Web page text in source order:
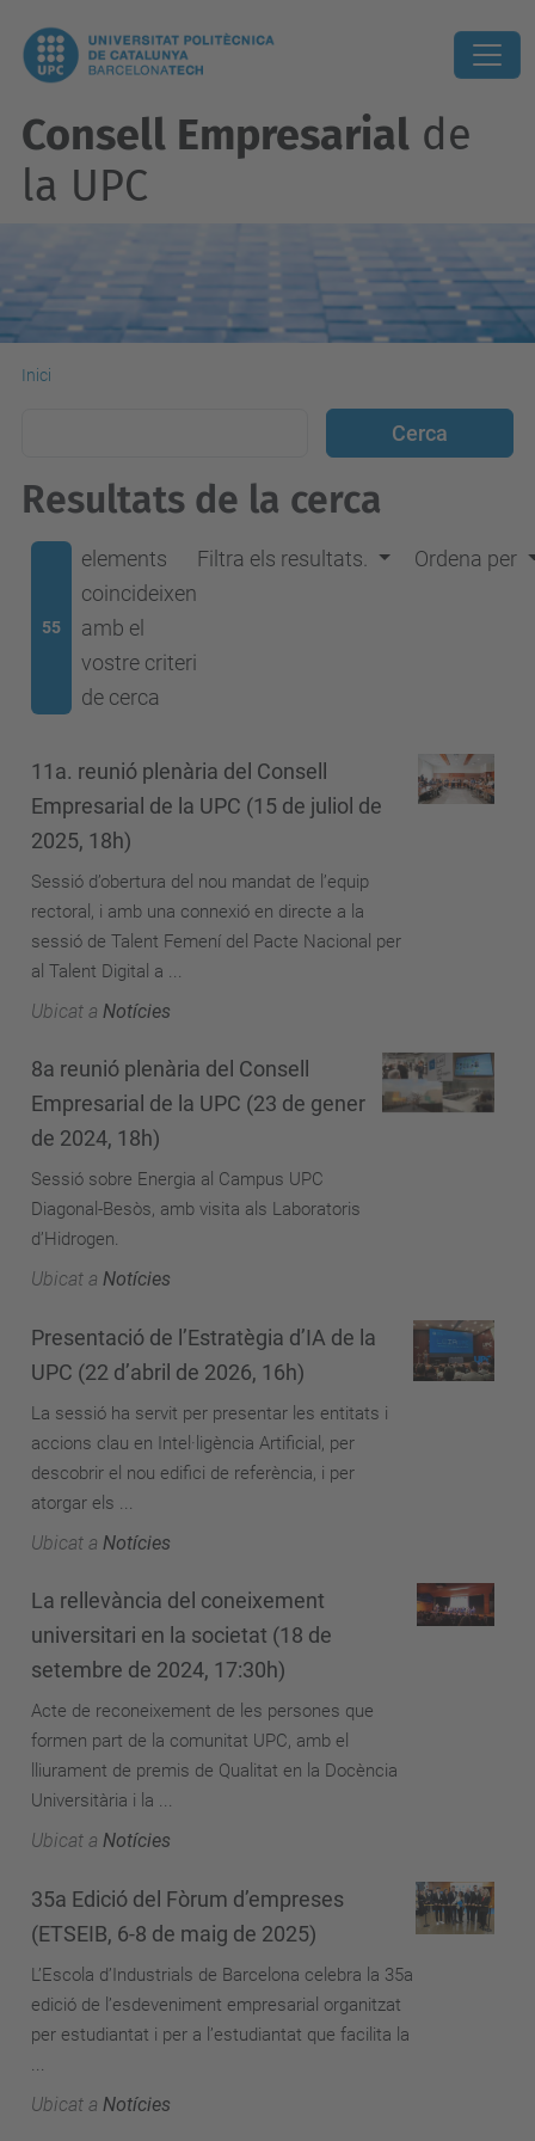
Consell Empresarial de
la UPC
Inici
Resultats de la cerca
55
elements
coincideixen
amb el
vostre criteri
de cerca
Filtra els resultats. Ordena per
11a. reunió plenària del Consell
Empresarial de la UPC (15 de juliol de
2025, 18h)
Sessió d’obertura del nou mandat de l’equip
rectoral, i amb una connexió en directe a la
sessió de Talent Femení del Pacte Nacional per
al Talent Digital a ...
Ubicat a Notícies
8a reunió plenària del Consell
Empresarial de la UPC (23 de gener
de 2024, 18h)
Sessió sobre Energia al Campus UPC
Diagonal-Besòs, amb visita als Laboratoris
d’Hidrogen.
Ubicat a Notícies
Presentació de l’Estratègia d’IA de la
UPC (22 d’abril de 2026, 16h)
La sessió ha servit per presentar les entitats i
accions clau en Intel·ligència Artificial, per
descobrir el nou edifici de referència, i per
atorgar els ...
Ubicat a Notícies
La rellevància del coneixement
universitari en la societat (18 de
setembre de 2024, 17:30h)
Acte de reconeixement de les persones que
formen part de la comunitat UPC, amb el
lliurament de premis de Qualitat en la Docència
Universitària i la ...
Ubicat a Notícies
35a Edició del Fòrum d’empreses
(ETSEIB, 6-8 de maig de 2025)
L’Escola d’Industrials de Barcelona celebra la 35a
edició de l’esdeveniment empresarial organitzat
per estudiantat i per a l’estudiantat que facilita la
Ubicat a Notícies